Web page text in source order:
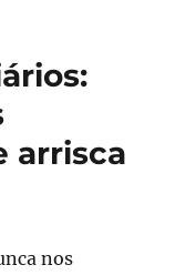
arrisca
nos